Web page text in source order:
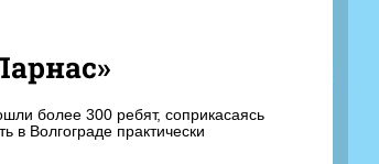
более 300 ребят, соприкасаясь
в Волгограде практически